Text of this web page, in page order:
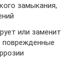
замыкания,
или заменит
поврежденные